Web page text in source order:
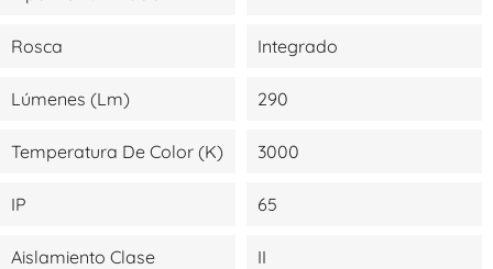
Rosca Integrado
Lúmenes (lm) 290
Temperatura De Color (K) 3000
IP 65
Aislamiento Clase II